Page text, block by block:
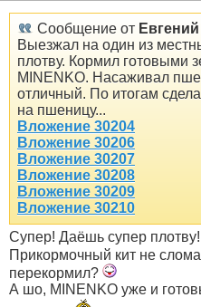
Сообщение от
Выезжал на один из
плотву. Кормил готовыми
MINENKO. Насаживал
отличный. По итогам
на пшеницу...
Вложение 30204
Вложение 30206
Вложение 30207
Вложение 30208
Вложение 30209
Вложение 30210
Супер! Даёшь супер плотву!
Прикормочный кит не
перекормил?
А шо, MINENKO уже и